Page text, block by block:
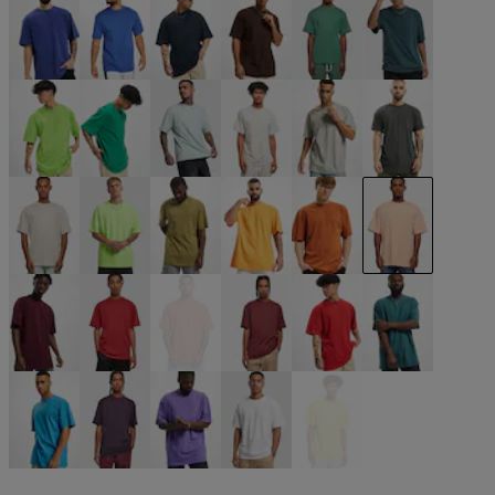
blau blau blau braun grün grün
grün grün grün grau grau grau
grau neongrün orange orange orange
rot rot rot rot